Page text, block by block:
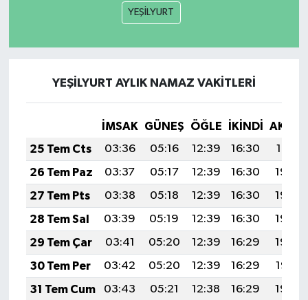
YEŞİLYURT
YEŞİLYURT AYLIK NAMAZ VAKITLERI
İMSAK GÜNEŞ ÖĞLE İKINDI
25 Tem Cts
03:36 05:16 12:39 16:30
19:51
26 Tem Paz
03:37 05:17 12:39 16:30
19:50
27 Tem Pts
03:38 05:18 12:39 16:30
19:49
28 Tem Sal
03:39 05:19 12:39 16:30
19:48
29 Tem Çar
03:41 05:20 12:39 16:29
19:48
30 Tem Per
03:42 05:20 12:39 16:29
19:47
31 Tem Cum
03:43 05:21 12:38 16:29
19:46